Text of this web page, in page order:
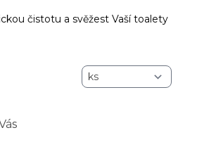
čistotu a svěžest Vaší toalety